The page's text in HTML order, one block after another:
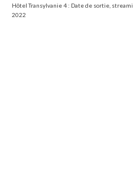
Hôtel Transylvanie 4 : Date de sortie,
2022